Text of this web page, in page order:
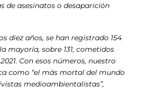
de asesinatos o desaparición
diez años, se han registrado 154
mayoría, sobre 131, cometidos
Con esos números, nuestro
como “el más mortal del mundo
medioambientalistas”,